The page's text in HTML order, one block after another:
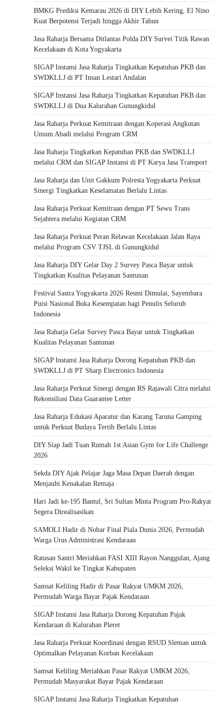
BMKG Prediksi Kemarau 2026 di DIY Lebih Kering, El Nino
Kuat Berpotensi Terjadi hingga Akhir Tahun
Jasa Raharja Bersama Ditlantas Polda DIY Survei Titik Rawan
Kecelakaan di Kota Yogyakarta
SIGAP Instansi Jasa Raharja Tingkatkan Kepatuhan PKB dan
SWDKLLJ di PT Insan Lestari Andalan
SIGAP Instansi Jasa Raharja Tingkatkan Kepatuhan PKB dan
SWDKLLJ di Dua Kalurahan Gunungkidul
Jasa Raharja Perkuat Kemitraan dengan Koperasi Angkutan
Umum Abadi melalui Program CRM
Jasa Raharja Tingkatkan Kepatuhan PKB dan SWDKLLJ
melalui CRM dan SIGAP Instansi di PT Karya Jasa Transport
Jasa Raharja dan Unit Gakkum Polresta Yogyakarta Perkuat
Sinergi Tingkatkan Keselamatan Berlalu Lintas
Jasa Raharja Perkuat Kemitraan dengan PT Sewu Trans
Sejahtera melalui Kegiatan CRM
Jasa Raharja Perkuat Peran Relawan Kecelakaan Jalan Raya
melalui Program CSV TJSL di Gunungkidul
Jasa Raharja DIY Gelar Day 2 Survey Pasca Bayar untuk
Tingkatkan Kualitas Pelayanan Santunan
Festival Sastra Yogyakarta 2026 Resmi Dimulai, Sayembara
Puisi Nasional Buka Kesempatan bagi Penulis Seluruh
Indonesia
Jasa Raharja Gelar Survey Pasca Bayar untuk Tingkatkan
Kualitas Pelayanan Santunan
SIGAP Instansi Jasa Raharja Dorong Kepatuhan PKB dan
SWDKLLJ di PT Sharp Electronics Indonesia
Jasa Raharja Perkuat Sinergi dengan RS Rajawali Citra melalui
Rekonsiliasi Data Guarantee Letter
Jasa Raharja Edukasi Aparatur dan Karang Taruna Gamping
untuk Perkuat Budaya Tertib Berlalu Lintas
DIY Siap Jadi Tuan Rumah 1st Asian Gym for Life Challenge
2026
Sekda DIY Ajak Pelajar Jaga Masa Depan Daerah dengan
Menjauhi Kenakalan Remaja
Hari Jadi ke-195 Bantul, Sri Sultan Minta Program Pro-Rakyat
Segera Direalisasikan
SAMOLI Hadir di Nobar Final Piala Dunia 2026, Permudah
Warga Urus Administrasi Kendaraan
Ratusan Santri Meriahkan FASI XIII Rayon Nanggulan, Ajang
Seleksi Wakil ke Tingkat Kabupaten
Samsat Keliling Hadir di Pasar Rakyat UMKM 2026,
Permudah Warga Bayar Pajak Kendaraan
SIGAP Instansi Jasa Raharja Dorong Kepatuhan Pajak
Kendaraan di Kalurahan Pleret
Jasa Raharja Perkuat Koordinasi dengan RSUD Sleman untuk
Optimalkan Pelayanan Korban Kecelakaan
Samsat Keliling Meriahkan Pasar Rakyat UMKM 2026,
Permudah Masyarakat Bayar Pajak Kendaraan
SIGAP Instansi Jasa Raharja Tingkatkan Kepatuhan